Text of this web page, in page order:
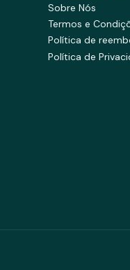
Sobre Nós
Termos e
Política de
Política de